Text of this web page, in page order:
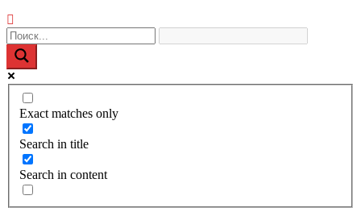
Exact matches only
Search in title
Search in content